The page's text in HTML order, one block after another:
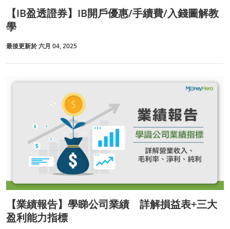
【IB盈透證券】IB開戶優惠/手續費/入錢圖解教
學
最後更新於 六月 04, 2025
【業績報告】學睇公司業績 詳解損益表+三大
盈利能力指標